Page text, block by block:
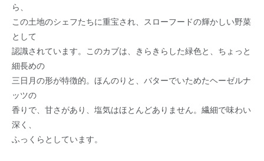
ら、
この土地のシェフたちに重宝され、スローフードの輝かしい野菜
として
認識されています。このカブは、きらきらした緑色と、ちょっと
細長めの
三日月の形が特徴的。ほんのりと、バターでいためたヘーゼルナ
ッツの
香りで、甘さがあり、塩気はほとんどありません。繊細で味わい
深く、
ふっくらとしています。